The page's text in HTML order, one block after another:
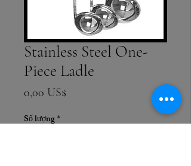
Stainless Steel One-
Piece Ladle
0,00 US$
Số lượng*